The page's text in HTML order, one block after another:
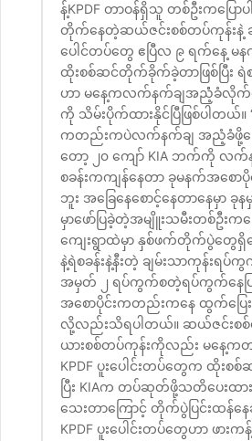
န့်KPDF တာဝန်ရှိသူ တစ်ဦးကပြ
တိုက်နေတဲ့ဆယ်ဇင်းစစ်တပ်ကုန်းနဲ့ ဆ
ပေါင်တပ်တွေ ဧပြီလ ၉ ရက်နေ့ မန
ထိုးစစ်ဆင်တိုက်ခိုက်ခဲ့တာဖြစ်ပြီး ရဲ
ဟာ မနေ့ကလက်နက်ချအညံံ့ခံလိုက်တ
ကို သိမ်းပိုက်ထားနိုင်ပြီဖြစ်ပါတယ်။
ကတည်းကပဲလက်နက်ချ အညံ့ခံဖို့ပြ
တော့ ၂၀ ကျော် KIA ဘက်ကို လက်
စခန်းကကျန်နေတာ ခုမနက်အစော
ဘူး အခြေနေစောင့်နေတာနေမှ
မှာဖော်ပြခဲ့တဲ့အမျိူးသမီးတစ်ဦးက
ကျေးရွာထဲမှာ နှစ်ဖက်တိုက်ပွဲတွေရှိ
နဲ့ရဲစခန်းနဲ့နီးတဲ့ ချမ်းသာကုန်းရ
အမှတ် ၂ ရပ်ကွက်စတဲ့ရပ်ကွက်နေ
အစောပိုင်းကတည်းကနေ ထွက်ပြေ
လို့လည်းသိရပါတယ်။ ဆယ်ဇင်းစစ်
ယားစစ်တပ်ကုန်းကိုလည်း မနေ့ကတ
KPDF ပူးပေါင်းတပ်တွေက ထိုး
ပြီး KIAက တပ်ဆုတ်ဖို့သတိပေးထ
သေးတာကြောင့် တိုက်ပွဲပြင်းထန်န
KPDF ပူးပေါင်းတပ်တွေဟာ ဖား